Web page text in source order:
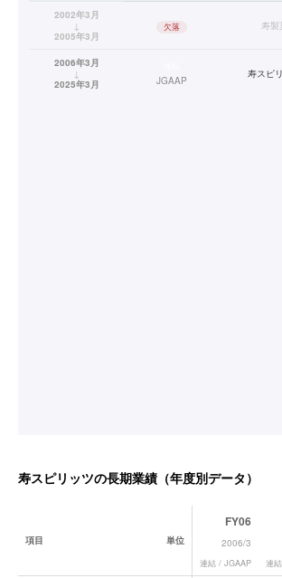
2002年3月
↓
2005年3月
欠落 寿製
2006年3月
↓
2025年3月
JGAAP
寿スピ
寿スピリッツの長期業績（年度別データ）
項目 単位
FY06
2006/3
連結 / JGAAP 連